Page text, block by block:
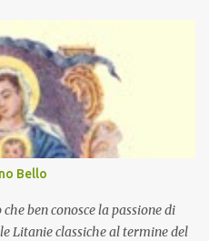
Bello
ben conosce la passione di
Litanie classiche al termine del